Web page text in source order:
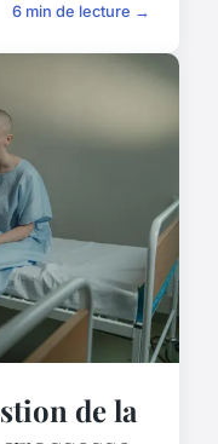
6 min de lecture →
de la